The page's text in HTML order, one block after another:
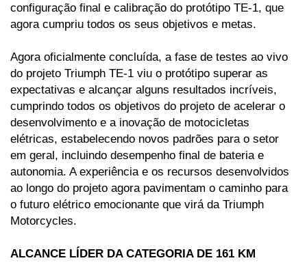
configuração final e calibração do protótipo TE-1, que
agora cumpriu todos os seus objetivos e metas.
Agora oficialmente concluída, a fase de testes ao vivo
do projeto Triumph TE-1 viu o protótipo superar as
expectativas e alcançar alguns resultados incríveis,
cumprindo todos os objetivos do projeto de acelerar o
desenvolvimento e a inovação de motocicletas
elétricas, estabelecendo novos padrões para o setor
em geral, incluindo desempenho final de bateria e
autonomia. A experiência e os recursos desenvolvidos
ao longo do projeto agora pavimentam o caminho para
o futuro elétrico emocionante que virá da Triumph
Motorcycles.
ALCANCE LÍDER DA CATEGORIA DE 161 KM